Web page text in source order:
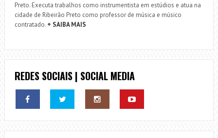
Preto. Executa trabalhos como instrumentista em estúdios e atua na
cidade de Ribeirão Preto como professor de música e músico
contratado. + SAIBA MAIS
REDES SOCIAIS | SOCIAL MEDIA